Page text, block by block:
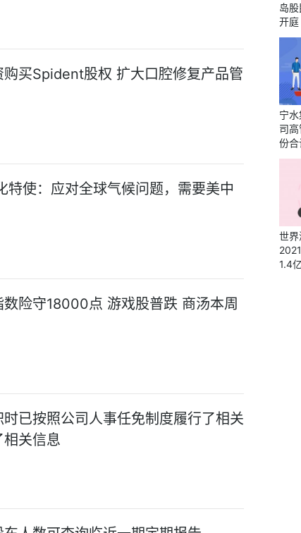
买Spident股权 扩大口腔修复产品管
特使：应对全球气候问题，需要美中
险守18000点 游戏股普跌 商汤本周
已按照公司人事任免制度履行了相关
关信息
岛
开
与
宁
司
份合
世界
1.4